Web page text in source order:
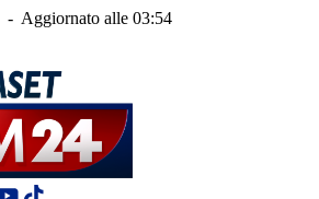
- Aggiornato alle 03:54